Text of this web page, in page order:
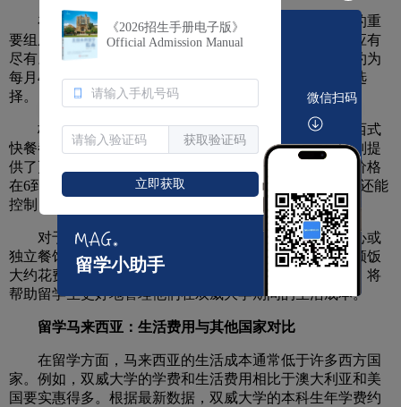
在马来西亚双威大学，餐饮支出是留学生生活成本的重
要组成部分。学校附近有许多餐馆和小吃摊，各种美食应有
尽有。根据最新数据显示，学生在校园内的餐饮费用大约为
每月400到600马币，具体金额取决于个人的饮食习惯和选
择。
校园食堂提供多样的饮食选择，从马来式的米饭到西式
快餐都有。在校内用餐既方便又实惠，而周边的小吃摊则提
供了更多的本地风味和价格选择，通常一个简单的餐点价格
在6到15马币之间。这让学生不仅能够尝试不同的美味，还能
控制自己的饮食预算。
对于喜欢外出就餐的学生，可以选择附近的购物中心或
独立餐馆。这里的消费水平也相对合理，通常一个人一顿饭
大约花费20到50马币。合理规划每日或每周的用餐预算，将
帮助留学生更好地管理他们在双威大学期间的生活成本。
留学马来西亚：生活费用与其他国家对比
在留学方面，马来西亚的生活成本通常低于许多西方国
家。例如，双威大学的学费和生活费用相比于澳大利亚和美
国要实惠得多。根据最新数据，双威大学的本科生年学费约
《2026招生手册电子版》
Official Admission Manual
获取验证码
立即获取
留学小助手
微信扫码